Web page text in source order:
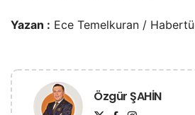
Yazan : Ece Temelkuran /
Özgür ŞAHİN